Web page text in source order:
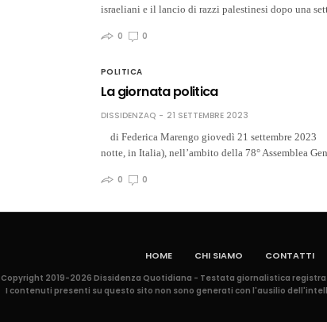
israeliani e il lancio di razzi palestinesi dopo una
0 0
POLITICA
La giornata politica
DISSIDENZAQ
21 SETTEMBRE 2023
di Federica Marengo giovedì 21 settembre
notte, in Italia), nell’ambito della 78° Assemblea
0 0
HOME CHI SIAMO CONTATTI
Copyright 2019-2026 Dissidenza Quotidiana - Testata giornalistica
I contenuti presenti su questo sito non sono generati con l'ausilio